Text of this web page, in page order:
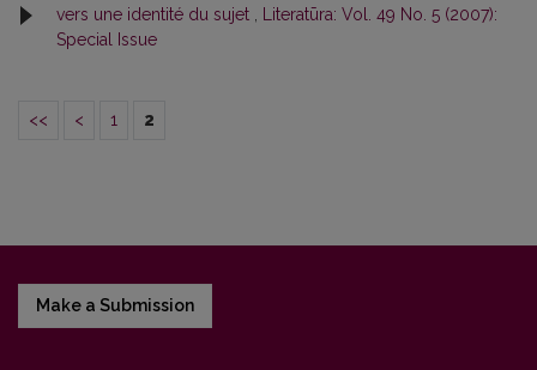
vers une identité du sujet
Literatūra: Vol. 49 No. 5 (2007):
Special Issue
<< < 1 2
Make a Submission